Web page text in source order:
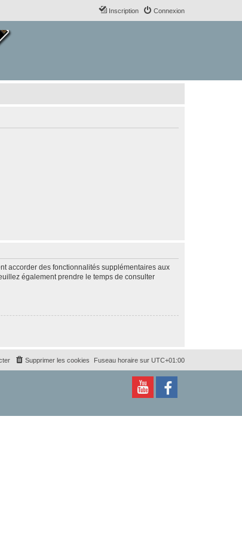
Connexion
Inscription
accorder des fonctionnalités supplémentaires aux
également prendre le temps de consulter
Fuseau horaire sur UTC+01:00
Supprimer les cookies